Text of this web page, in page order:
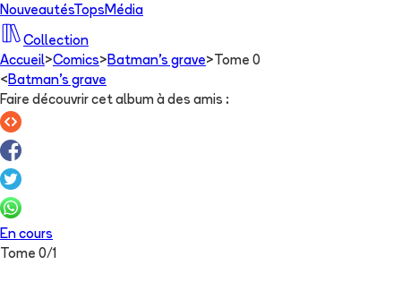
NouveautésTops Média
Collection
Accueil>Comics> Batman's grave> Tome 0
< Batman's grave
Faire découvrir cet album à des amis :
En cours
Tome 0/1